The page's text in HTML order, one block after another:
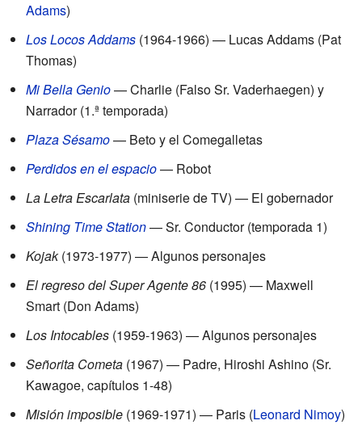
Adams)
Los Locos Addams (1964-1966) — Lucas Addams (Pat
Thomas)
Mi Bella Genio— Charlie (Falso Sr. Vaderhaegen) y
Narrador (1.ª temporada)
Plaza Sésamo— Beto y el Comegalletas
Perdidos en el espacio— Robot
La Letra Escarlata (miniserie de TV) — El gobernador
Shining Time Station— Sr. Conductor (temporada 1)
Kojak(1973-1977) — Algunos personajes
El regreso del Super Agente 86 (1995) — Maxwell
Smart (Don Adams)
Los Intocables (1959-1963) — Algunos personajes
Señorita Cometa (1967) — Padre, Hiroshi Ashino (Sr.
Kawagoe, capítulos 1-48)
Misión imposible (1969-1971) — Paris (Leonard Nimoy)